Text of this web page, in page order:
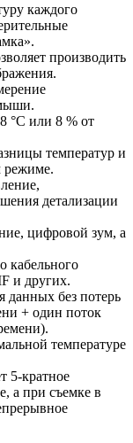
каждого
производить
°С или 8 % от
температур и
режиме.
детализации
цифровой зум, а
кабельного
и других.
данных без потерь
+ один поток
температуре
5-кратное
а при съемке в